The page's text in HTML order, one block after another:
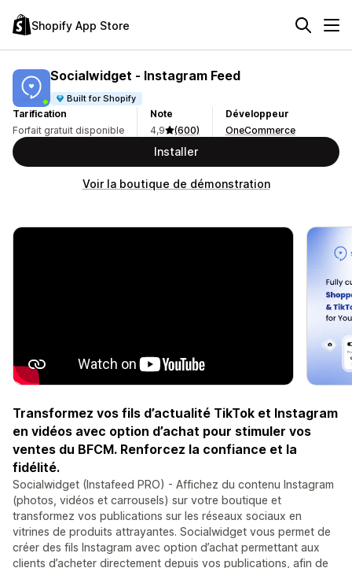
Shopify App Store
Socialwidget ‑ Instagram Feed
Built for Shopify
Tarification
Forfait gratuit disponible
Note
4,9
(600)
Développeur
OneCommerce
Installer
Voir la boutique de démonstration
Transformez vos fils d’actualité TikTok et Instagram
en vidéos avec option d’achat pour stimuler vos
ventes du BFCM. Renforcez la confiance et la
fidélité.
Socialwidget (Instafeed PRO) - Affichez du contenu Instagram
(photos, vidéos et carrousels) sur votre boutique et
transformez vos publications sur les réseaux sociaux en
vitrines de produits attrayantes. Socialwidget vous permet de
créer des fils Instagram avec option d’achat permettant aux
clients d’acheter directement depuis vos publications, afin de